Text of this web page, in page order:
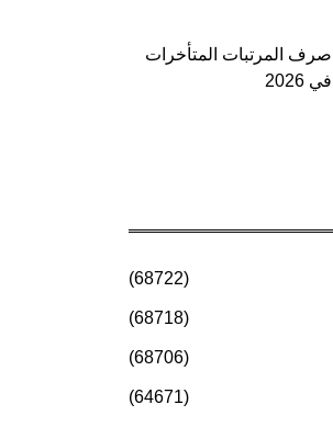
صرف المرتبات المتأخرات
في 2026
(68722)
(68718)
(68706)
(64671)